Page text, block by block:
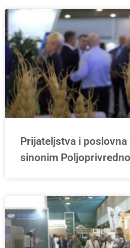
Prijateljstva i poslovna
sinonim